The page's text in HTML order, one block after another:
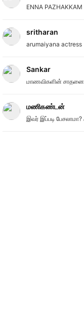
ENNA
sritharan
arumaiyana actress
Sankar
மாணவிகளின் சாதனை
மணிகண்டன்
இவர் இப்படி